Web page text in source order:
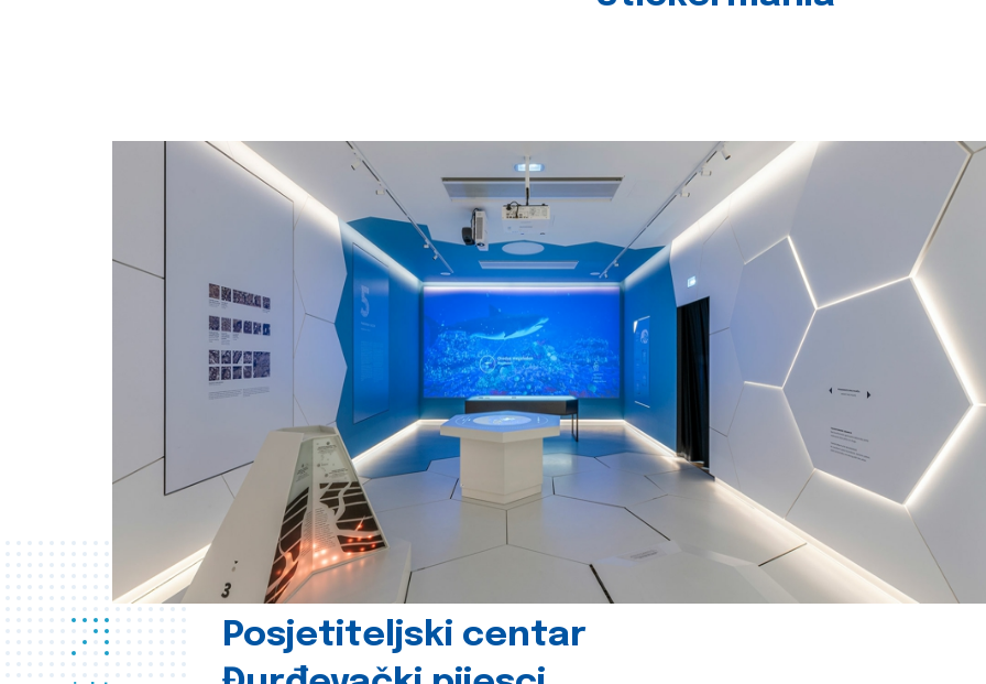
Posjetiteljski centar